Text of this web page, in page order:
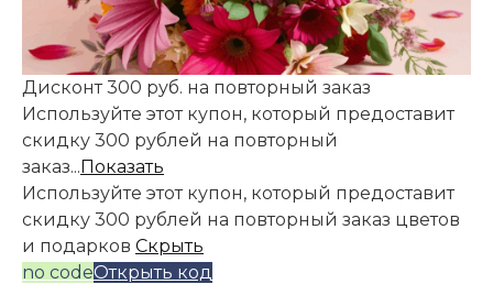
Дисконт 300 руб. на повторный заказ
Используйте этот купон, который предоставит
скидку 300 рублей на повторный
заказ...Показать
Используйте этот купон, который предоставит
скидку 300 рублей на повторный заказ цветов
и подарков Скрыть
no codeОткрыть код